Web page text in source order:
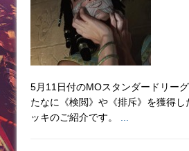
5月11日付のMOスタンダードリー
たなに《検閲》や《排斥》を獲得
ッキのご紹介です。